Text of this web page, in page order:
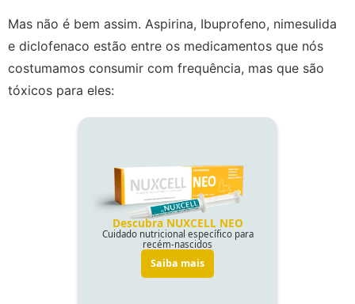
Mas não é bem assim. Aspirina, Ibuprofeno, nimesulida
e diclofenaco estão entre os medicamentos que nós
costumamos consumir com frequência, mas que são
tóxicos para eles: